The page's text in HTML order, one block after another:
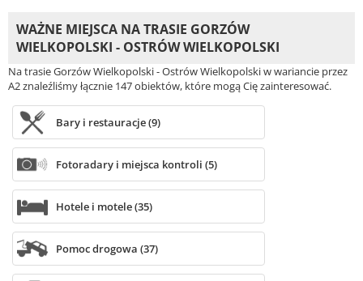
WAŻNE MIEJSCA NA TRASIE GORZÓW
WIELKOPOLSKI - OSTRÓW WIELKOPOLSKI
Na trasie Gorzów Wielkopolski - Ostrów Wielkopolski w wariancie przez
A2 znaleźliśmy łącznie 147 obiektów, które mogą Cię zainteresować.
Bary i restauracje (9)
Fotoradary i miejsca kontroli (5)
Hotele i motele (35)
Pomoc drogowa (37)